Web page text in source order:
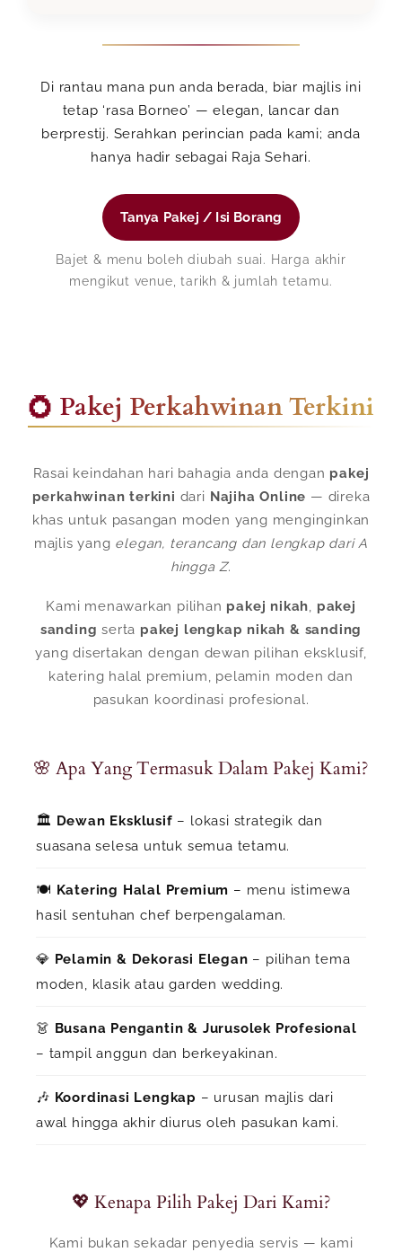
Di rantau mana pun anda berada, biar majlis ini
tetap ‘rasa Borneo’ — elegan, lancar dan
berprestij. Serahkan perincian pada kami; anda
hanya hadir sebagai Raja Sehari.
Tanya Pakej / Isi Borang
Bajet & menu boleh diubah suai. Harga akhir
mengikut venue, tarikh & jumlah tetamu.
Nama
Bandar Ketibaan (Semenanjung)
Tarikh Majlis
Jumlah Tetamu (pax)
💍 Pakej Perkahwinan Terkini
Rasai keindahan hari bahagia anda dengan pakej
perkahwinan terkini dari Najiha Online — direka
khas untuk pasangan moden yang menginginkan
majlis yang elegan, terancang dan lengkap dari A
hingga Z.
Kami menawarkan pilihan pakej nikah
pakej
sanding serta pakej lengkap nikah & sanding
yang disertakan dengan dewan pilihan eksklusif,
katering halal premium, pelamin moden dan
pasukan koordinasi profesional.
🌸 Apa Yang Termasuk Dalam Pakej Kami?
🏛️ Dewan Eksklusif – lokasi strategik dan
suasana selesa untuk semua tetamu.
🍽️ Katering Halal Premium – menu istimewa
hasil sentuhan chef berpengalaman.
💎 Pelamin & Dekorasi Elegan – pilihan tema
moden, klasik atau garden wedding.
👗 Busana Pengantin & Jurusolek Profesional
– tampil anggun dan berkeyakinan.
🎶 Koordinasi Lengkap – urusan majlis dari
awal hingga akhir diurus oleh pasukan kami.
💖 Kenapa Pilih Pakej Dari Kami?
Kami bukan sekadar penyedia servis — kami